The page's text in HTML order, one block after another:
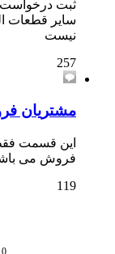
ثبت درخواست
سایر قطعات
نیست
257
مشتریان
این قسمت
فروش می
119